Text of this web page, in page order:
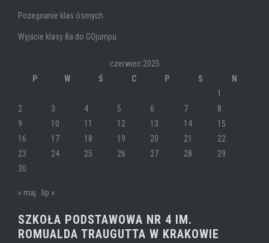
Pożegnanie klas ósmych
Wyjście klasy 8a do GOjumpu
czerwiec 2025
P
W Ś C P S
N
1
2
3 4 5 6 7
8
9
10 11 12 13 14
15
16
17 18 19 20 21
22
23
24 25 26 27 28
29
30
« maj lip »
SZKOŁA PODSTAWOWA NR 4 IM.
ROMUALDA TRAUGUTTA W KRAKOWIE